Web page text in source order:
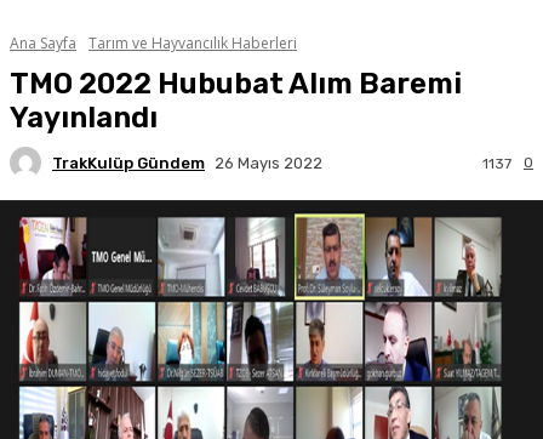
Ana Sayfa Tarım ve Hayvancılık Haberleri
TMO 2022 Hububat Alım Baremi
Yayınlandı
TrakKulüp Gündem 26 Mayıs 2022 0
1137